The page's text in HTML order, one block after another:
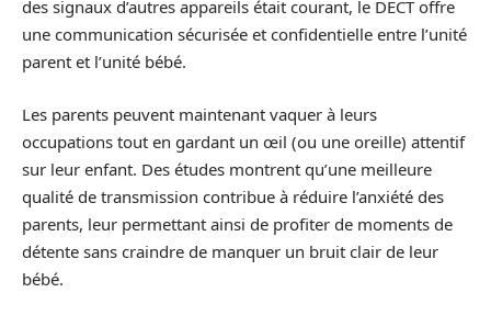
des signaux d’autres appareils était courant, le DECT offre
une communication sécurisée et confidentielle entre l’unité
parent et l’unité bébé.
Les parents peuvent maintenant vaquer à leurs
occupations tout en gardant un œil (ou une oreille) attentif
sur leur enfant. Des études montrent qu’une meilleure
qualité de transmission contribue à réduire l’anxiété des
parents, leur permettant ainsi de profiter de moments de
détente sans craindre de manquer un bruit clair de leur
bébé.